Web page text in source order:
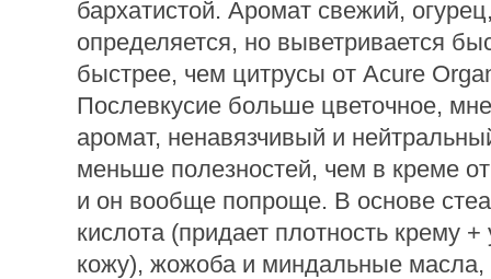
бархатистой. Аромат свежий,
определяется, но выветривается
быстрее, чем цитрусы от Acure
Послевкусие больше цветочное,
аромат, ненавязчивый и
меньше полезностей, чем в креме
и он вообще попроще. В основе
кислота (придает плотность крему +
кожу), жожоба и миндальные